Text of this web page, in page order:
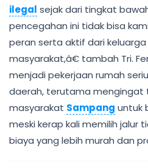
ilegal sejak dari tingkat
pencegahan ini tidak bisa
peran serta aktif dari
masyarakat,â€ tambah Tri.
menjadi pekerjaan rumah
daerah, terutama mengingat
masyarakat Sampang untuk
meski kerap kali memilih jalur
biaya yang lebih murah dan